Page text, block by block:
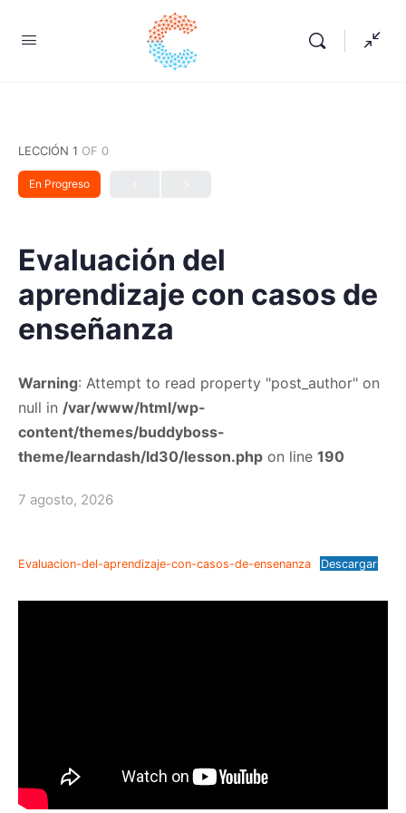
LECCIÓN 1 OF 0
En Progreso
Evaluación del
aprendizaje con casos de
enseñanza
Warning: Attempt to read property "post_author" on
null in /var/www/html/wp-
content/themes/buddyboss-
theme/learndash/ld30/lesson.php on line 190
7 agosto, 2026
Evaluacion-del-aprendizaje-con-casos-de-ensenanza Descargar